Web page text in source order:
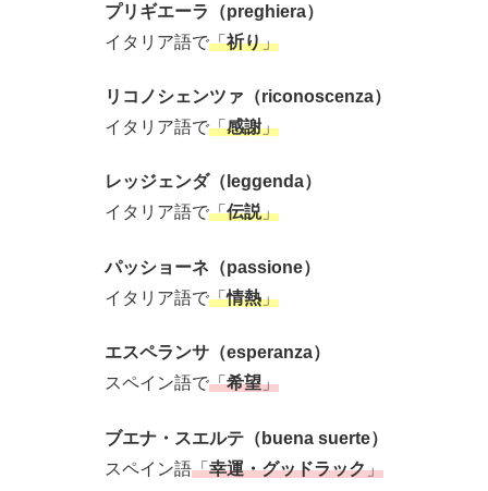
プリギエーラ（preghiera）
イタリア語で「祈り」
リコノシェンツァ（riconoscenza）
イタリア語で「感謝」
レッジェンダ（leggenda）
イタリア語で「伝説」
パッショーネ（passione）
イタリア語で「情熱」
エスペランサ（esperanza）
スペイン語で「希望」
ブエナ・スエルテ（buena suerte）
スペイン語「幸運・グッドラック」